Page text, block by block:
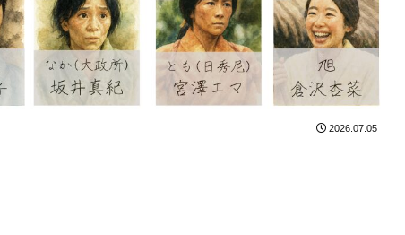
2026.07.05